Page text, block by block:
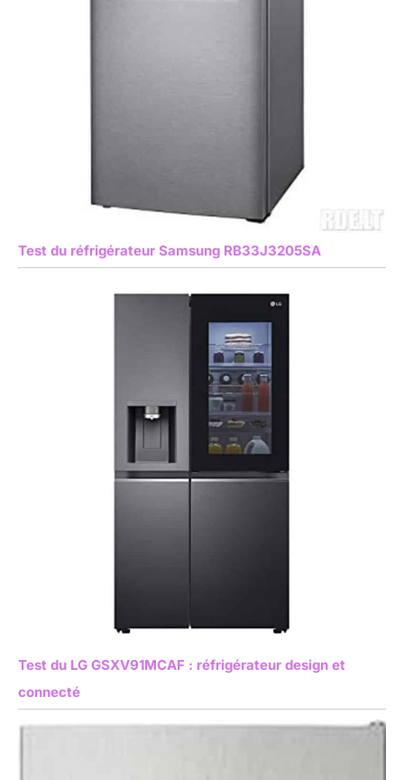
Test du réfrigérateur Samsung RB33J3205SA
Test du LG GSXV91MCAF : réfrigérateur design et
connecté